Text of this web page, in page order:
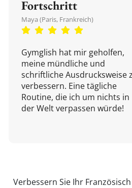
Fortschritt
Maya (Paris, Frankreich)
Gymglish hat mir geholfen,
meine mündliche und
schriftliche Ausdrucksweise
verbessern. Eine tägliche
Routine, die ich um nichts in
der Welt verpassen würde!
Verbessern Sie Ihr